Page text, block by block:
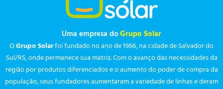
Uma empresa doGrupo Solar
OGrupo Solarfoi fundado no ano de 1966, na cidade de Salvador do
Sul/RS, onde permanece sua matriz. Com o avanço das necessidades da
região por produtos diferenciados e o aumento do poder de compra da
população, seus fundadores aumentaram a variedade de linhas e deram